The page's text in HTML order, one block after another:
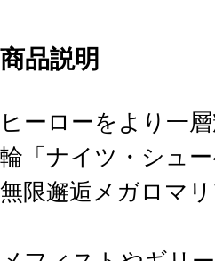
商品説明
ヒーローをより一
輪「ナイツ・シュ
無限邂逅メガロマ